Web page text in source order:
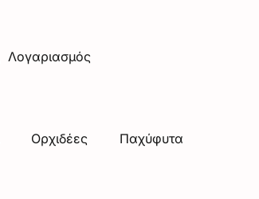
Λογαριασμός
Ορχιδέες Παχύφυτα